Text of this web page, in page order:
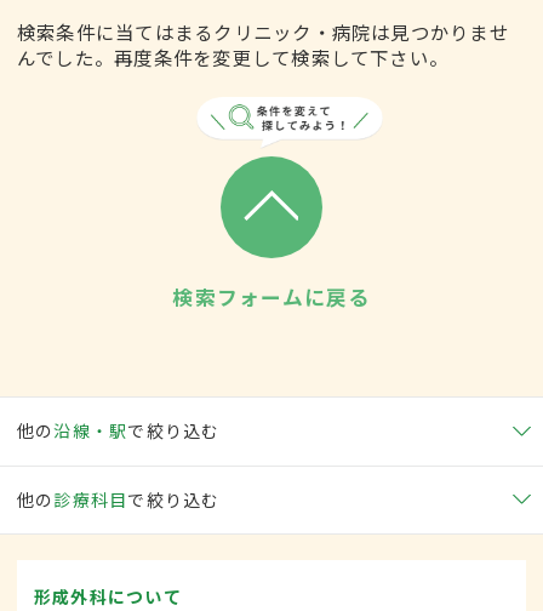
検索条件に当てはまるクリニック・病院は見つかりませ
んでした。再度条件を変更して検索して下さい。
検索フォームに戻る
他の沿線・駅で絞り込む
他の 診療科目で絞り込む
形成外科について